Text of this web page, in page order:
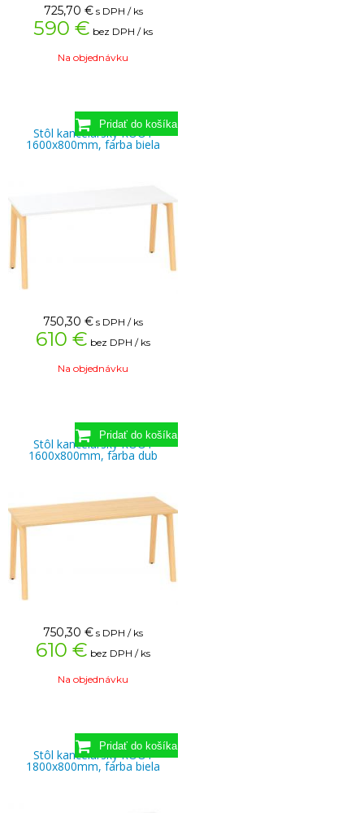
725,70 € s DPH / ks
590 € bez DPH / ks
Na objednávku
Stôl kancelársky ROOT
1600x800mm, farba biela
750,30 € s DPH / ks
610 € bez DPH / ks
Na objednávku
Stôl kancelársky ROOT
1600x800mm, farba dub
750,30 € s DPH / ks
610 € bez DPH / ks
Na objednávku
Stôl kancelársky ROOT
1800x800mm, farba biela